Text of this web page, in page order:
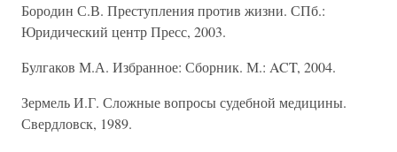
Бородин С.В. Преступления против жизни. СПб.:
Юридический центр Пресс, 2003.
Булгаков М.А. Избранное: Сборник. М.: ACT, 2004.
Зермель И.Г. Сложные вопросы судебной медицины.
Свердловск, 1989.